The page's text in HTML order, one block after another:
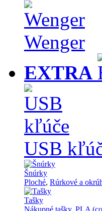
Wenger
EXTRA
USB
Šnúrky
Ploché, Rúrkové a
Tašky
Nákupné tašky, PLA